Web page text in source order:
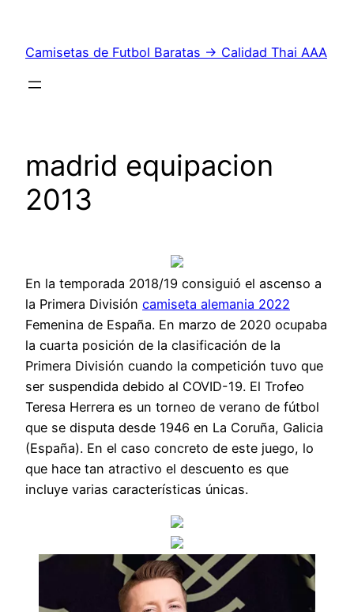
contenido
Camisetas de Futbol Baratas → Calidad Thai AAA
madrid equipacion
2013
En la temporada 2018/19 consiguió el ascenso a
la Primera División camiseta alemania 2022
Femenina de España. En marzo de 2020 ocupaba
la cuarta posición de la clasificación de la
Primera División cuando la competición tuvo que
ser suspendida debido al COVID-19. El Trofeo
Teresa Herrera es un torneo de verano de fútbol
que se disputa desde 1946 en La Coruña, Galicia
(España). En el caso concreto de este juego, lo
que hace tan atractivo el descuento es que
incluye varias características únicas.